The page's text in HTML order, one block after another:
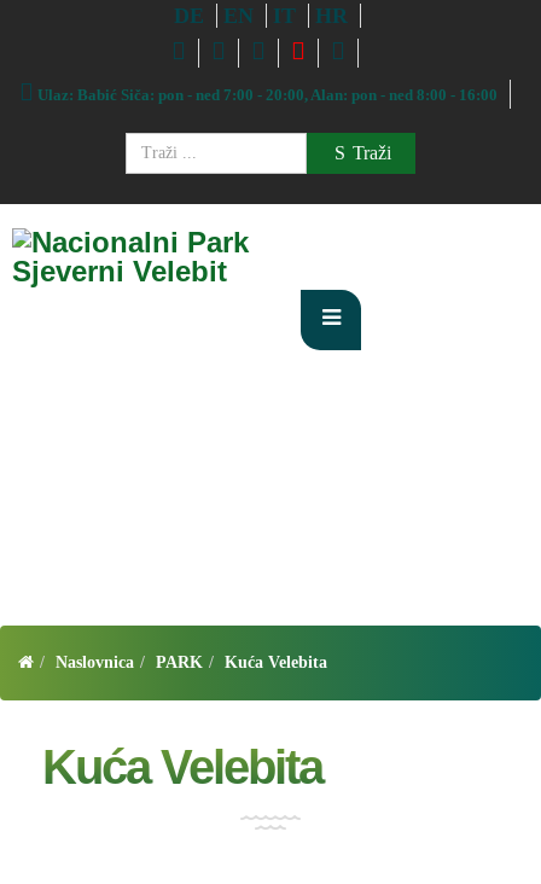
DE EN IT HR
Ulaz: Babić Siča: pon - ned 7:00 - 20:00, Alan: pon - ned 8:00 - 16:00
Traži
Naslovnica PARK Kuća Velebita
Kuća Velebita